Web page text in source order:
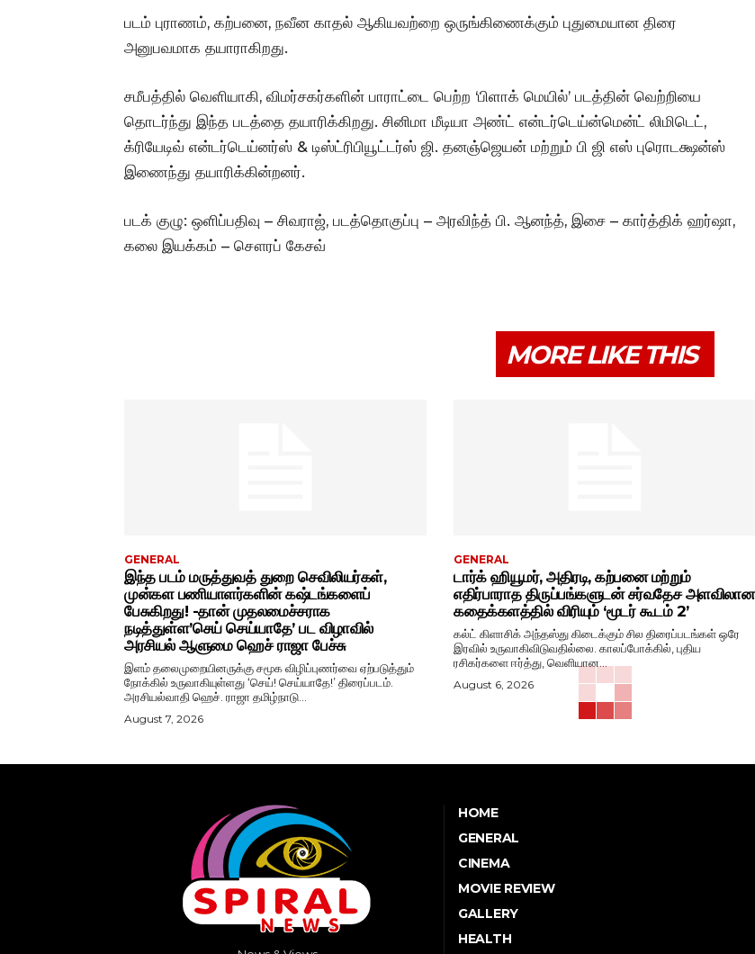
படம் புராணம், கற்பனை, நவீன காதல் ஆகியவற்றை ஒருங்கிணைக்கும் புதுமையான திரை
அனுபவமாக தயாராகிறது.
சமீபத்தில் வெளியாகி, விமர்சகர்களின் பாராட்டை பெற்ற ‘பிளாக் மெயில்’ படத்தின் வெற்றியை
தொடர்ந்து இந்த படத்தை தயாரிக்கிறது. சினிமா மீடியா அண்ட் என்டர்டெய்ன்மென்ட் லிமிடெட்,
க்ரியேடிவ் என்டர்டெய்னர்ஸ் & டிஸ்ட்ரிபியூட்டர்ஸ் ஜி. தனஞ்ஜெயன் மற்றும் பி ஜி எஸ் புரொடக்ஷன்ஸ்
இணைந்து தயாரிக்கின்றனர்.
படக் குழு: ஒளிப்பதிவு – சிவராஜ், படத்தொகுப்பு – அரவிந்த் பி. ஆனந்த், இசை – கார்த்திக் ஹர்ஷா,
கலை இயக்கம் – சௌரப் கேசவ்
MORE LIKE THIS
GENERAL
இந்த படம் மருத்துவத் துறை செவிலியர்கள்,
முன்கள பணியாளர்களின் கஷ்டங்களைப்
பேசுகிறது! -தான் முதலமைச்சராக
நடித்துள்ள’செய் செய்யாதே’ பட விழாவில்
அரசியல் ஆளுமை ஹெச் ராஜா பேச்சு
இளம் தலைமுறையினருக்கு சமூக விழிப்புணர்வை ஏற்படுத்தும்
நோக்கில் உருவாகியுள்ளது ‘செய்! செய்யாதே!’ திரைப்படம்.
அரசியல்வாதி ஹெச். ராஜா தமிழ்நாடு...
August 7, 2026
GENERAL
டார்க் ஹியூமர், அதிரடி, கற்பனை மற்றும்
எதிர்பாராத திருப்பங்களுடன் சர்வதேச அளவிலான
கதைக்களத்தில் விரியும் ‘மூடர் கூடம் 2’
கல்ட் கிளாசிக் அந்தஸ்து கிடைக்கும் சில திரைப்படங்கள் ஒரே
இரவில் உருவாகிவிடுவதில்லை. காலப்போக்கில், புதிய
ரசிகர்களை ஈர்த்து, வெளியான...
August 6, 2026
HOME
GENERAL
CINEMA
MOVIE REVIEW
GALLERY
HEALTH